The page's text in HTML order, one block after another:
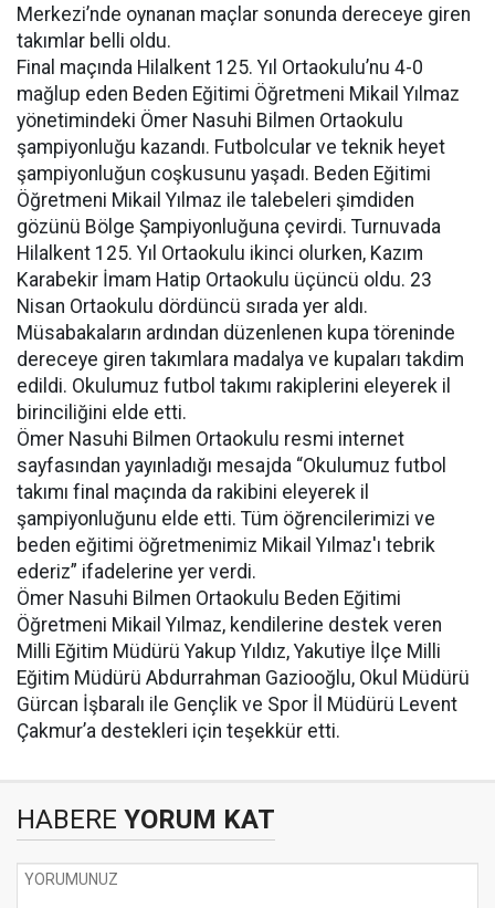
Merkezi’nde oynanan maçlar sonunda dereceye giren
takımlar belli oldu.
Final maçında Hilalkent 125. Yıl Ortaokulu’nu 4-0
mağlup eden Beden Eğitimi Öğretmeni Mikail Yılmaz
yönetimindeki Ömer Nasuhi Bilmen Ortaokulu
şampiyonluğu kazandı. Futbolcular ve teknik heyet
şampiyonluğun coşkusunu yaşadı. Beden Eğitimi
Öğretmeni Mikail Yılmaz ile talebeleri şimdiden
gözünü Bölge Şampiyonluğuna çevirdi. Turnuvada
Hilalkent 125. Yıl Ortaokulu ikinci olurken, Kazım
Karabekir İmam Hatip Ortaokulu üçüncü oldu. 23
Nisan Ortaokulu dördüncü sırada yer aldı.
Müsabakaların ardından düzenlenen kupa töreninde
dereceye giren takımlara madalya ve kupaları takdim
edildi. Okulumuz futbol takımı rakiplerini eleyerek il
birinciliğini elde etti.
Ömer Nasuhi Bilmen Ortaokulu resmi internet
sayfasından yayınladığı mesajda “Okulumuz futbol
takımı final maçında da rakibini eleyerek il
şampiyonluğunu elde etti. Tüm öğrencilerimizi ve
beden eğitimi öğretmenimiz Mikail Yılmaz'ı tebrik
ederiz” ifadelerine yer verdi.
Ömer Nasuhi Bilmen Ortaokulu Beden Eğitimi
Öğretmeni Mikail Yılmaz, kendilerine destek veren
Milli Eğitim Müdürü Yakup Yıldız, Yakutiye İlçe Milli
Eğitim Müdürü Abdurrahman Gaziooğlu, Okul Müdürü
Gürcan İşbaralı ile Gençlik ve Spor İl Müdürü Levent
Çakmur’a destekleri için teşekkür etti.
HABERE YORUM KAT